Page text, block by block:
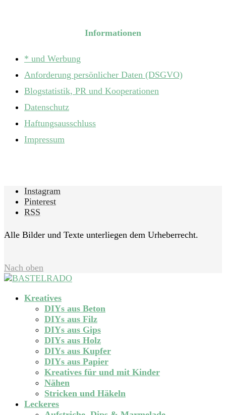
Informationen
* und Werbung
Anforderung persönlicher Daten (DSGVO)
Blogstatistik, PR und Kooperationen
Datenschutz
Haftungsausschluss
Impressum
Instagram
Pinterest
RSS
Alle Bilder und Texte unterliegen dem Urheberrecht.
Nach oben
Kreatives
DIYs aus Beton
DIYs aus Filz
DIYs aus Gips
DIYs aus Holz
DIYs aus Kupfer
DIYs aus Papier
Kreatives für und mit Kinder
Nähen
Stricken und Häkeln
Leckeres